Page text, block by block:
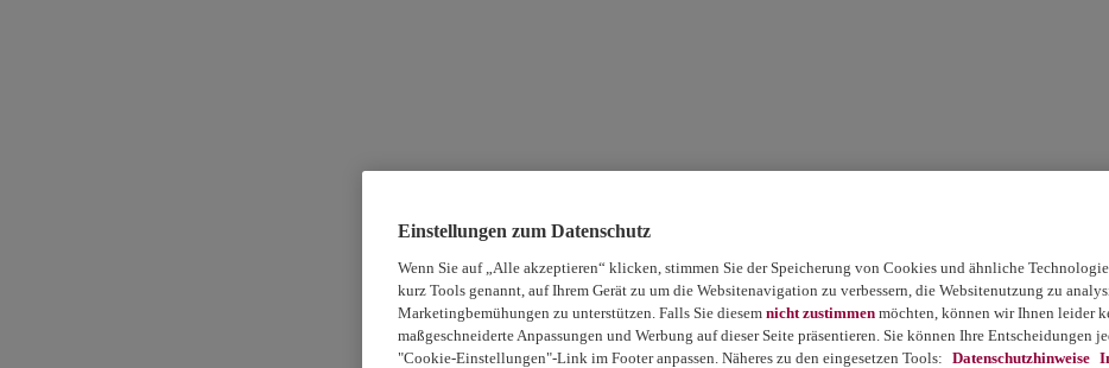
Einstellungen zum Datenschutz
Wenn Sie auf „Alle akzeptieren“ klicken, stimmen Sie der Speicherung von Cookies und ähnliche
kurz Tools genannt, auf Ihrem Gerät zu um die Websitenavigation zu verbessern, die Websitenutzung zu
Marketingbemühungen zu unterstützen. Falls Sie diesem nicht zustimmen möchten, können wir Ihnen leider
maßgeschneiderte Anpassungen und Werbung auf dieser Seite präsentieren. Sie können Ihre Entscheidungen
"Cookie-Einstellungen"-Link im Footer anpassen. Näheres zu den eingesetzen Tools: Datenschutzhinweise